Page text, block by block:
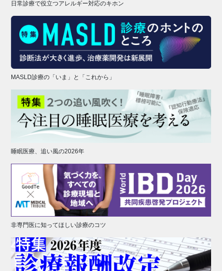
日常診療で役立つアレルギー対応のキホン
MASLD診療の「いま」と「これから」
睡眠医療、追い風の2026年
非専門医に知ってほしい診療のコツ